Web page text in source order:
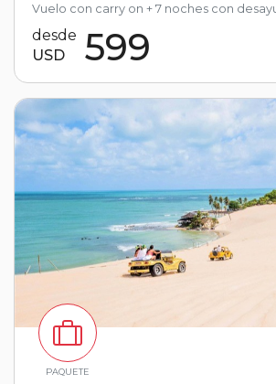
Vuelo con carry on + 7 noches con
desde
USD
599
PAQUETE